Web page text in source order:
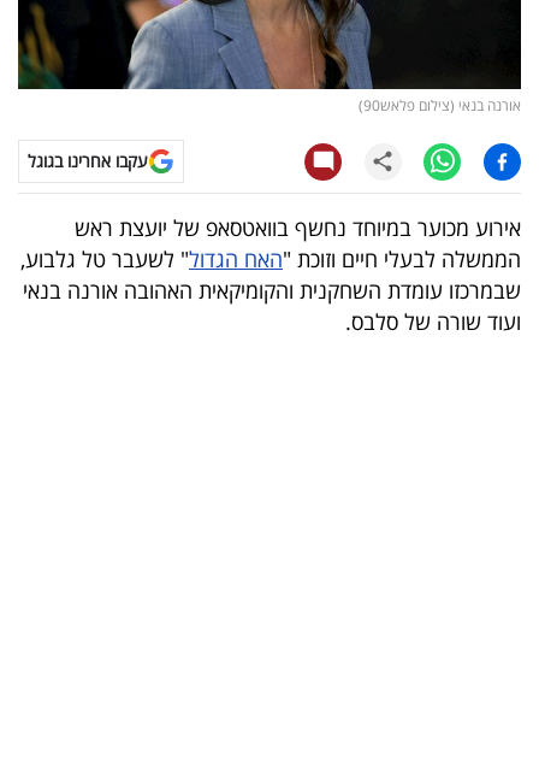
טלוויזיה
עסקי
ספורט
קריירה
ולימודים
מינויים
אורנה בנאי (צילום פלאש90)
עקבו אחרינו בגוגל
אירוע מכוער במיוחד נחשף בוואטסאפ של יועצת ראש
הממשלה לבעלי חיים וזוכת "האח הגדול" לשעבר טל גלבוע,
שבמרכזו עומדת השחקנית והקומיקאית האהובה אורנה בנאי
ועוד שורה של סלבס.